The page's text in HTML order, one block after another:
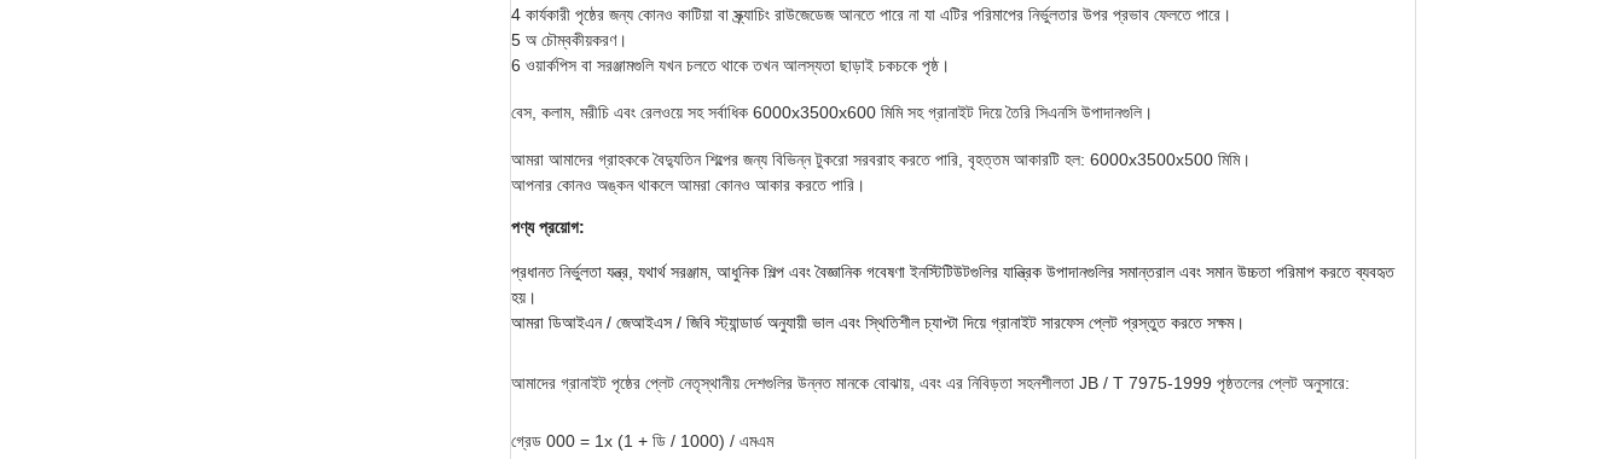
4 কার্যকারী পৃষ্ঠের জন্য কোনও কাটিয়া বা স্ক্র্যাচিং রাউজেডেজ আনতে পারে না যা এটির পরিমাপের নির্ভুলতার উপর প্রভাব ফেলতে পারে।
5 অ চৌম্বকীয়করণ।
6 ওয়ার্কপিস বা সরঞ্জামগুলি যখন চলতে থাকে তখন আলস্যতা ছাড়াই চকচকে পৃষ্ঠ।
বেস, কলাম, মরীচি এবং রেলওয়ে সহ সর্বাধিক 6000x3500x600 মিমি সহ গ্রানাইট দিয়ে তৈরি সিএনসি উপাদানগুলি।
আমরা আমাদের গ্রাহককে বৈদ্যুতিন শিল্পের জন্য বিভিন্ন টুকরো সরবরাহ করতে পারি, বৃহত্তম আকারটি হল: 6000x3500x500 মিমি।
আপনার কোনও অঙ্কন থাকলে আমরা কোনও আকার করতে পারি।
পণ্য প্রয়োগ:
প্রধানত নির্ভুলতা যন্ত্র, যথার্থ সরঞ্জাম, আধুনিক শিল্প এবং বৈজ্ঞানিক গবেষণা ইনস্টিটিউটগুলির যান্ত্রিক উপাদানগুলির সমান্তরাল এবং সমান উচ্চতা পরিমাপ করতে ব্যবহৃত
হয়।
আমরা ডিআইএন / জেআইএস / জিবি স্ট্যান্ডার্ড অনুযায়ী ভাল এবং স্থিতিশীল চ্যাপ্টা দিয়ে গ্রানাইট সারফেস প্লেট প্রস্তুত করতে সক্ষম।
আমাদের গ্রানাইট পৃষ্ঠের প্লেট নেতৃস্থানীয় দেশগুলির উন্নত মানকে বোঝায়, এবং এর নিবিড়তা সহনশীলতা JB / T 7975-1999 পৃষ্ঠতলের প্লেট অনুসারে:
গ্রেড 000 = 1x (1 + ডি / 1000) / এমএম